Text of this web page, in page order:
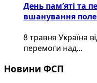
День пам’яті та
вшанування
8 травня Україна
перемоги над...
Новини ФСП